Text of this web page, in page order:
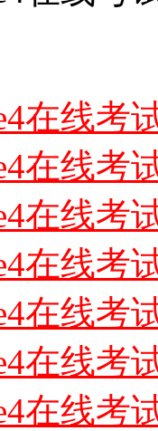
在线
在线
在线
在线
在线
在线
在线